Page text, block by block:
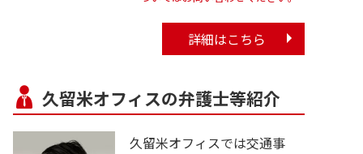
詳細はこちら
久留米オフィスの弁護士等紹介
久留米オフィスでは交通事